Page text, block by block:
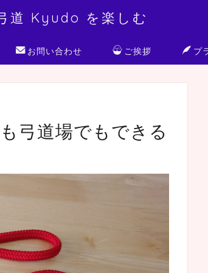
道 Kyudo を楽しむ
お問い合わせ ご挨拶 プ
弓道場でもできる